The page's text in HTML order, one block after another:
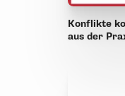
Konflikte
aus der